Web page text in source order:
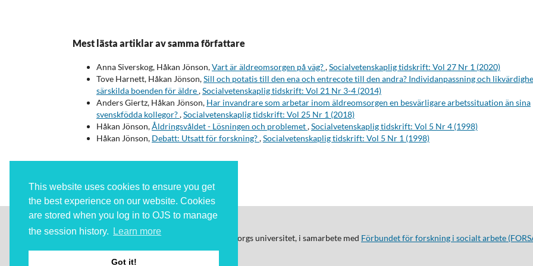
This website uses cookies to ensure you get
the best experience on our website. Cookies
are stored when you log in to OJS to manage
the session history.
Learn more
Got it!
Mest lästa artiklar av samma författare
Anna Siverskog, Håkan Jönson,Vart är äldreomsorgen på väg?,Socialvetenskaplig tidskrift: Vol 27 Nr 1 (2020)
Tove Harnett, Håkan Jönson,Sill och potatis till den ena och entrecote till den andra? Individanpassning och
särskilda boenden för äldre,Socialvetenskaplig tidskrift: Vol 21 Nr 3-4 (2014)
Anders Giertz, Håkan Jönson, Har invandrare som arbetar inom äldreomsorgen en besvärligare arbetssituation än sina
svenskfödda kollegor?,Socialvetenskaplig tidskrift: Vol 25 Nr 1 (2018)
Håkan Jönson,Åldringsvåldet - Lösningen och problemet,Socialvetenskaplig tidskrift: Vol 5 Nr 4 (1998)
Håkan Jönson, Debatt: Utsatt för forskning?,Socialvetenskaplig tidskrift: Vol 5 Nr 1 (1998)
Socialvetenskaplig Tidskrift ges ut av Göteborgs universitet, i samarbete med Förbundet för forskning i socialt arbete
ISSN: 2003-5624 (digital)